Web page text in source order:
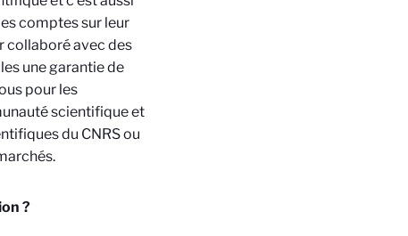
comptes sur leur
collaboré avec des
une garantie de
pour les
scientifique et
du CNRS ou
?